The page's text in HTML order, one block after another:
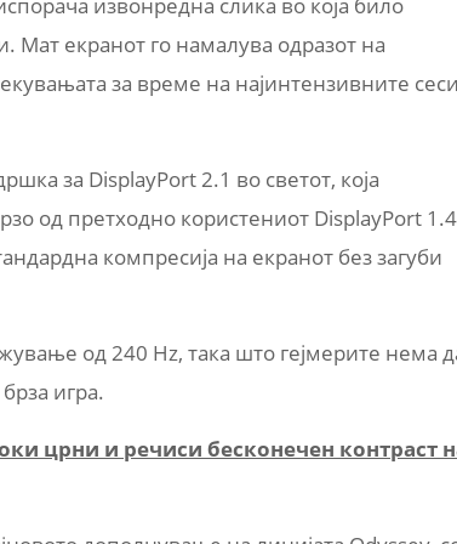
Мат екранот го намалува одразот на
за време на најинтензивните
за DisplayPort 2.1 во светот, која
од претходно користениот DisplayPort
компресија на екранот без загуби
од 240 Hz, така што гејмерите нема
игра.
црни и речиси бесконечен контраст